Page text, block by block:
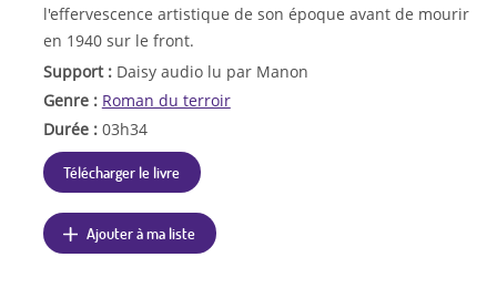
l'effervescence artistique de son époque avant de mourir
en 1940 sur le front.
Support : Daisy audio lu par Manon
Genre : Roman du terroir
Durée : 03h34
Télécharger le livre
Ajouter à ma liste